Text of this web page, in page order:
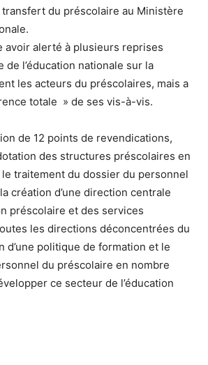
du préscolaire au Ministère
avoir alerté à plusieurs reprises
de l’éducation nationale sur la
les acteurs du préscolaires, mais a
totale » de ses vis-à-vis.
de 12 points de revendications,
des structures préscolaires en
traitement du dossier du personnel
création d’une direction centrale
préscolaire et des services
les directions déconcentrées du
d’une politique de formation et le
du préscolaire en nombre
ce secteur de l’éducation